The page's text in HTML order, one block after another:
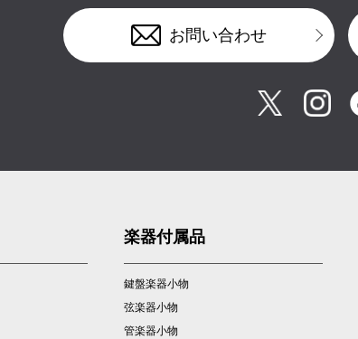
お問い合わせ
楽器付属品
鍵盤楽器小物
弦楽器小物
管楽器小物